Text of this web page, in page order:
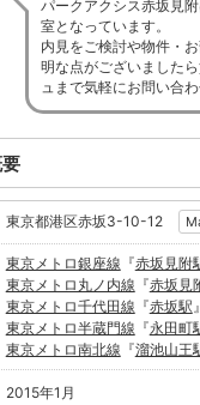
パークアクシス赤坂見
室となっています。
内見をご検討や物件・
明な点がございました
ュまで気軽にお問い合
東京都港区赤坂3-10-12
東京メトロ銀座線 『赤坂見附
東京メトロ丸ノ内線 『赤坂見
東京メトロ千代田線 『赤坂駅
東京メトロ半蔵門線 『永田町
東京メトロ南北線 『溜池山王
2015年1月